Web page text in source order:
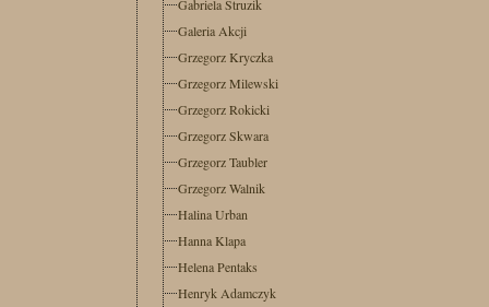
Gabriela Struzik
Galeria Akcji
Grzegorz Kryczka
Grzegorz Milewski
Grzegorz Rokicki
Grzegorz Skwara
Grzegorz Taubler
Grzegorz Walnik
Halina Urban
Hanna Klapa
Helena Pentaks
Henryk Adamczyk